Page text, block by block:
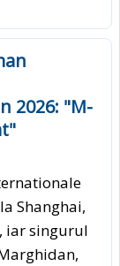
2026: "M-
Shanghai,
iar singurul